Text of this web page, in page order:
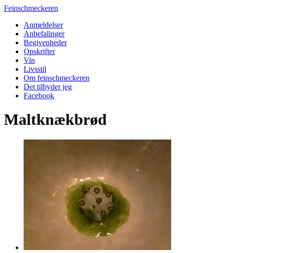
Feinschmeckeren
Anmeldelser
Anbefalinger
Begivenheder
Opskrifter
Vin
Livsstil
Om feinschmeckeren
Det tilbyder jeg
Facebook
Maltknækbrød